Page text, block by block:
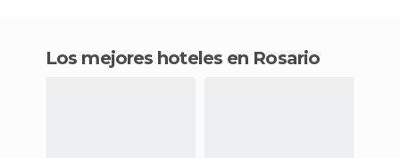
Los mejores hoteles en Rosario